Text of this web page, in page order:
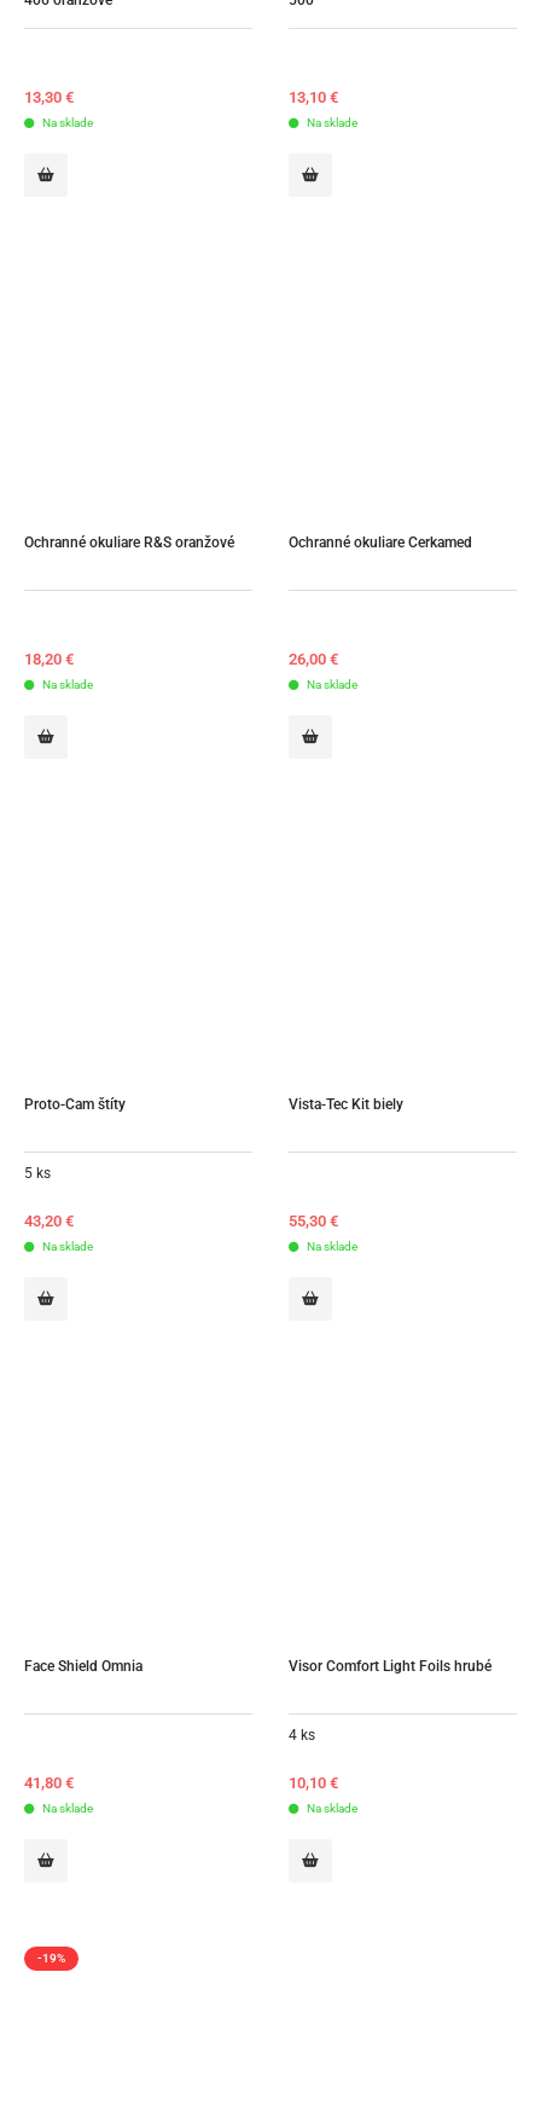
13,30 €
Na sklade
13,10 €
Na sklade
Ochranné okuliare R&S oranžové
18,20 €
Na sklade
Ochranné okuliare Cerkamed
26,00 €
Na sklade
Proto-Cam štíty
5 ks
43,20 €
Na sklade
Vista-Tec Kit biely
55,30 €
Na sklade
Face Shield Omnia
41,80 €
Na sklade
Visor Comfort Light Foils hrubé
4 ks
10,10 €
Na sklade
-19%